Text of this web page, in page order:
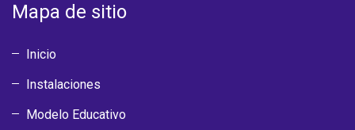
Mapa de sitio
Inicio
Instalaciones
Modelo Educativo